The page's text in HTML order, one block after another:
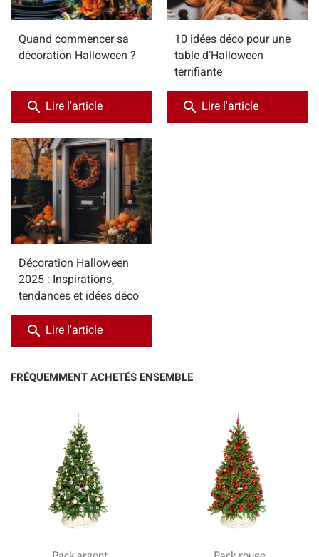
Quand commencer sa
décoration Halloween ?
search Lire l'article
10 idées déco pour une
table d’Halloween
terrifiante
search Lire l'article
Décoration Halloween
2025 : Inspirations,
tendances et idées déco
search Lire l'article
FRÉQUEMMENT ACHETÉS ENSEMBLE